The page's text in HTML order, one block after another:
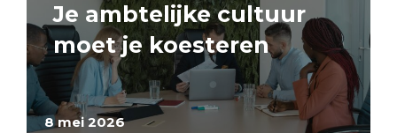
8 mei 2026
Je ambtelijke cultuur
moet je koesteren